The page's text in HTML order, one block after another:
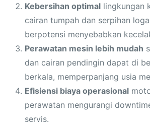
Kebersihan optimal lingkungan
cairan tumpah dan serpihan
berpotensi menyebabkan
Perawatan mesin lebih mudah
dan cairan pendingin dapat di
berkala, memperpanjang usia
Efisiensi biaya operasional
perawatan mengurangi
servis.